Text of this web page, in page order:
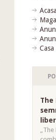
Acasa
The